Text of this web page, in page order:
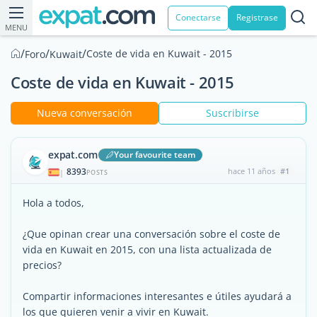
MENU
Conectarse Registrase
/Foro/Kuwait/Coste de vida en Kuwait - 2015
Coste de vida en Kuwait - 2015
Nueva conversación Suscribirse
expat.com Your favourite team
| 8393POSTS hace 11 años #1
Hola a todos,
¿Que opinan crear una conversación sobre el coste de
vida en Kuwait en 2015, con una lista actualizada de
precios?
Compartir informaciones interesantes e útiles ayudará a
los que quieren venir a vivir en Kuwait.